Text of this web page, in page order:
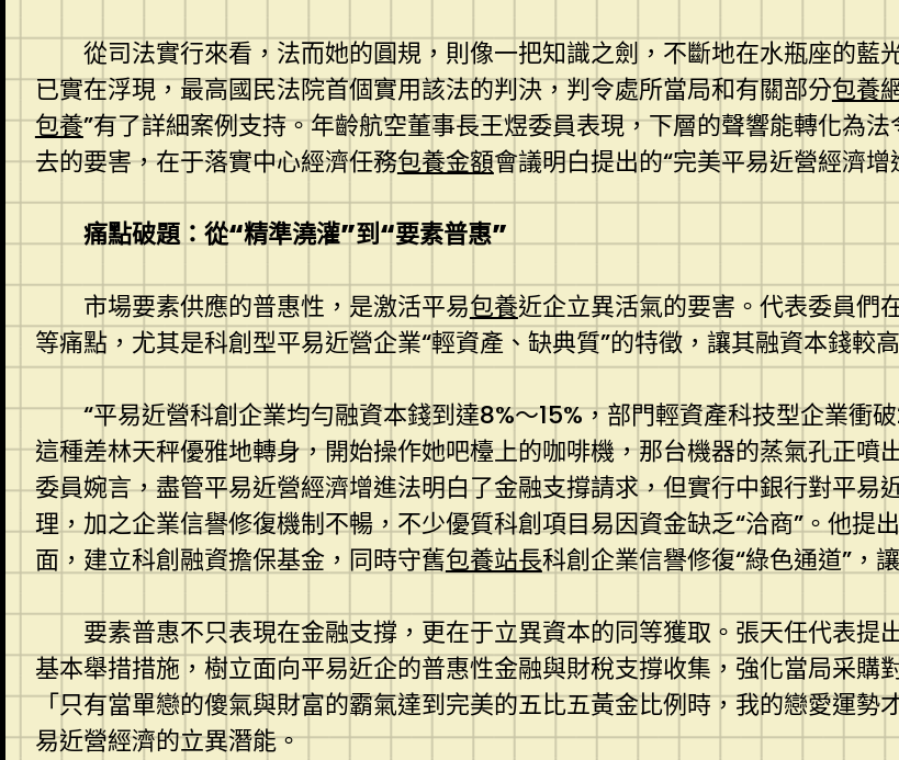
從司法實行來看，法而她的圓規，則像一把知識之劍，不斷地在水瓶座的
已實在浮現，最高國民法院首個實用該法的判決，判令處所當局和有關部分包養
包養”有了詳細案例支持。年齡航空董事長王煜委員表現，下層的聲響能轉化為
去的要害，在于落實中心經濟任務包養金額會議明白提出的“完美平易近營經濟
痛點破題：從“精準澆灌”到“要素普惠”
市場要素供應的普惠性，是激活平易包養近企立異活氣的要害。代表委員們
等痛點，尤其是科創型平易近營企業“輕資產、缺典質”的特徵，讓其融資本錢較高
“平易近營科創企業均勻融資本錢到達8%～15%，部門輕資產科技型企業衝
這種差林天秤優雅地轉身，開始操作她吧檯上的咖啡機，那台機器的蒸氣孔正噴
委員婉言，盡管平易近營經濟增進法明白了金融支撐請求，但實行中銀行對平易
理，加之企業信譽修復機制不暢，不少優質科創項目易因資金缺乏“洽商”。他提
面，建立科創融資擔保基金，同時守舊包養站長科創企業信譽修復“綠色通道”，
要素普惠不只表現在金融支撐，更在于立異資本的同等獲取。張天任代表提
基本舉措措施，樹立面向平易近企的普惠性金融與財稅支撐收集，強化當局采
「只有當單戀的傻氣與財富的霸氣達到完美的五比五黃金比例時，我的戀愛運
易近營經濟的立異潛能。